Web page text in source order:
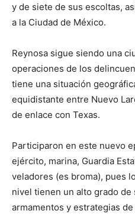
y de siete de sus escoltas,
a la Ciudad de México.
Reynosa sigue siendo una
operaciones de los
tiene una situación
equidistante entre Nuevo
de enlace con Texas.
Participaron en este nuevo
ejército, marina, Guardia
veladores (es broma), pues
nivel tienen un alto grado de
armamentos y estrategias